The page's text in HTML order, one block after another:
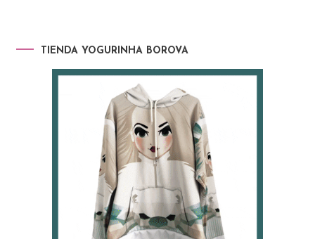
TIENDA YOGURINHA BOROVA